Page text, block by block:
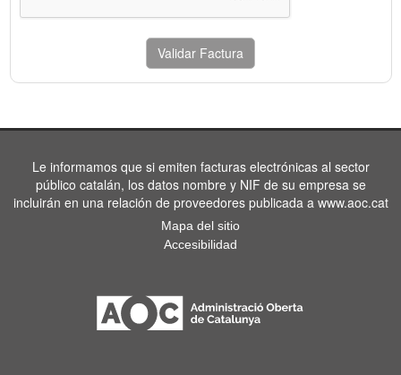
Validar Factura
Le informamos que si emiten facturas electrónicas al sector
público catalán, los datos nombre y NIF de su empresa se
incluirán en una relación de proveedores publicada a www.aoc.cat
Mapa del sitio
Accesibilidad